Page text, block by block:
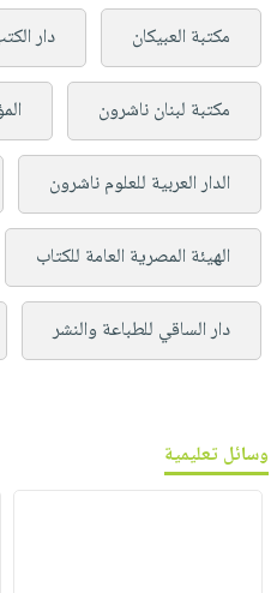
مكتبة العبيكان دار
مكتبة لبنان ناشرون
الدار العربية للعلوم ناشرون
الهيئة المصرية العامة للكتاب
دار الساقي للطباعة والنشر
وسائل تعليمية